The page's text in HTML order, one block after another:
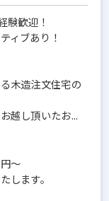
験歓迎！
ィブあり！
木造注文住宅の
越し頂いたお...
～
します。